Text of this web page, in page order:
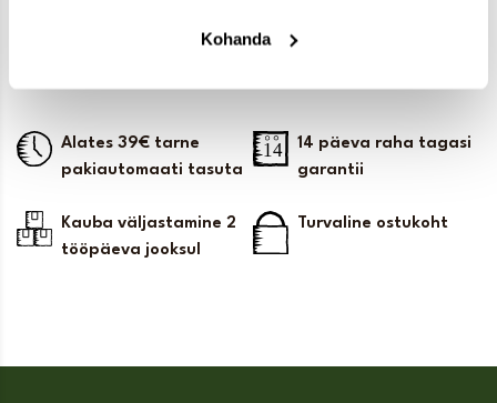
Kohanda
Alates 39€ tarne
pakiautomaati tasuta
14 päeva raha tagasi
garantii
Kauba väljastamine 2
tööpäeva jooksul
Turvaline ostukoht